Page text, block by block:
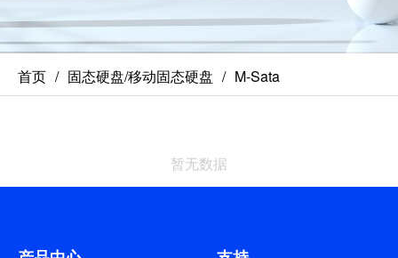
首页 固态硬盘/移动固态硬盘 M-Sata
暂无数据